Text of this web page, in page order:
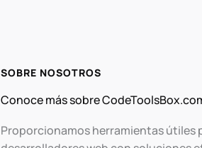
SOBRE NOSOTROS
Conoce más sobre
Proporcionamos herramientas útiles